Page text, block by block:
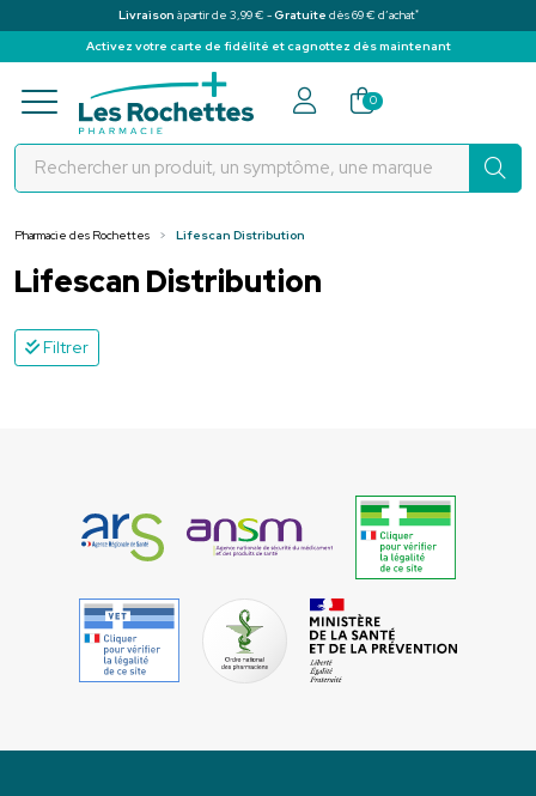
Livraison à partir de 3,99 € -Gratuite dès 69 € d’achat*
Activez votre carte de fidélité et cagnottez dès maintenant
Pharmacie des Rochettes Votre
0
Pharmacie des Rochettes Lifescan Distribution
Lifescan Distribution
Filtrer